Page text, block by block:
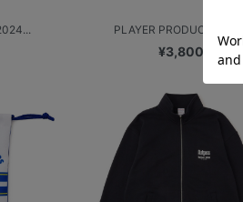
PLAYER PRODUCE 2025...
¥3,800